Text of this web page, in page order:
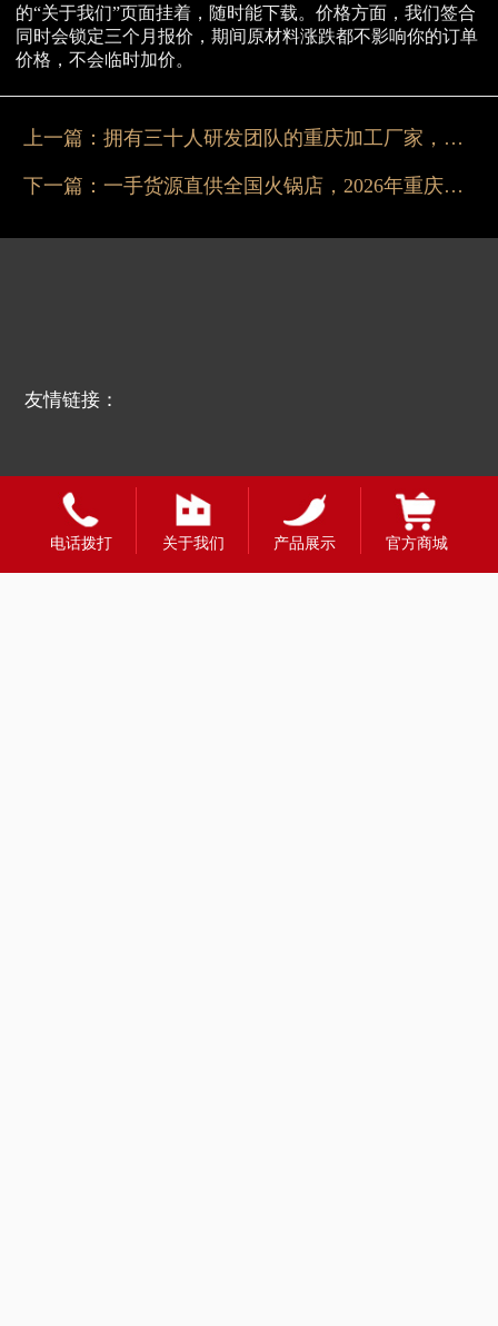
的“关于我们”页面挂着，随时能下载。价格方面，我们签合
同时会锁定三个月报价，期间原材料涨跌都不影响你的订单
价格，不会临时加价。
上一篇： 拥有三十人研发团队的重庆加工厂家，2026年助力餐饮品牌打造爆款锅底
下一篇： 一手货源直供全国火锅店，2026年重庆专用底料厂家推出免费试样服务
友情链接：
电话拨打 关于我们 产品展示 官方商城